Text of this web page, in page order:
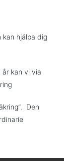
hjälpa dig
år kan vi via
Den